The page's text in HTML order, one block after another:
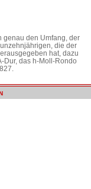
genau den Umfang, der
die der
hat, dazu
Dur, das h-Moll-Rondo